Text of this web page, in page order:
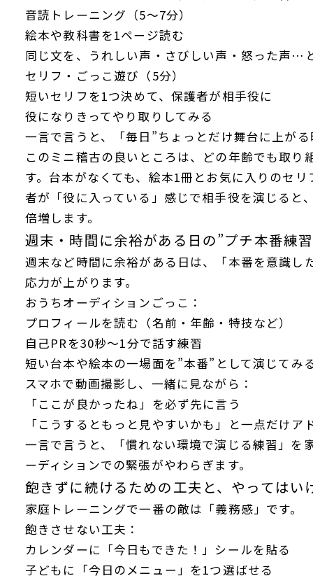
音読トレーニング（5〜7分）
絵本や教科書を1ページ読む
同じ文を、うれしい声・さびしい声・怒った声…
セリフ・ごっこ遊び（5分）
短いセリフを1つ決めて、保護者が相手役に
役になりきってやり取りしてみる
一言で言うと、「毎日”ちょっとだけ舞台に上が
このミニ稽古の良いところは、どの年齢でも取
す。台本がなくても、絵本1冊とお気に入りのセ
者が「役に入っている」感じで相手役を演じると
倍増します。
週末・時間に余裕がある日の”プチ本番練
週末など時間に余裕がある日は、「本番を意識し
応力が上がります。
おうちオーディションごっこ：
プロフィールを読む（名前・年齢・特技など）
自己PRを30秒〜1分で話す練習
短い台本や絵本の一場面を”本番”として演じてみ
スマホで動画撮影し、一緒に見ながら：
「ここが良かったね」を必ず先に言う
「こうするともっと見やすいかも」と一点だけア
一言で言うと、「慣れない環境で演じる練習」を
ーディションでの緊張がやわらぎます。
飽きずに続けるための工夫と、やってはい
家庭トレーニングで一番の敵は「義務感」です。
飽きさせない工夫：
カレンダーに「今日もできた！」シールを貼る
子どもに「今日のメニュー」を1つ選ばせる